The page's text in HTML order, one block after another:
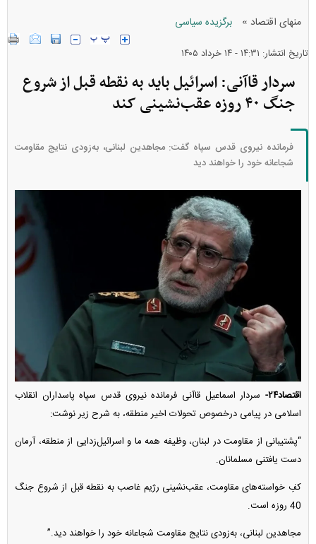
منهای اقتصاد » برگزیده سیاسی
تاریخ انتشار: ۱۴:۳۱ - ۱۴ خرداد ۱۴۰۵
سردار قاآنی: اسرائیل باید به نقطه قبل از شروع
جنگ ۴۰ روزه عقب‌نشینی کند
فرمانده نیروی قدس سپاه گفت: مجاهدین لبنانی، به‌زودی نتایج مقاومت
شجاعانه خود را خواهند دید
اقتصاد۲۴-
سردار اسماعیل قاآنی فرمانده نیروی قدس سپاه پاسداران انقلاب
اسلامی در پیامی درخصوص تحولات اخیر منطقه، به شرح زیر نوشت:
“پشتیبانی از مقاومت در لبنان، وظیفه همه ما و اسرائیل‌زدایی از منطقه، آرمان
دست یافتنی مسلمانان.
کفِ خواسته‌های مقاومت، عقب‌نشینی رژیم غاصب به نقطه قبل از شروع جنگ
40 روزه است.
مجاهدین لبنانی، به‌زودی نتایج مقاومت شجاعانه خود را خواهند دید.”